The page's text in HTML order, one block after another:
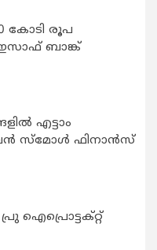
കോടി രൂപ
ഇസാഫ് ബാങ്ക്
എട്ടാം
സ്മോൾ ഫിനാൻസ്